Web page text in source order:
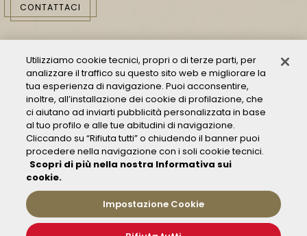
CONTATTACI
Consulta il Modello 231
Gestione delle segnalazioni - Whistleblowing
Condizioni Generali di Trasporto
Privacy policy
Utilizziamo cookie tecnici, propri o di terze parti, per
analizzare il traffico su questo sito web e migliorare la
tua esperienza di navigazione. Puoi acconsentire,
inoltre, all’installazione dei cookie di profilazione, che
ci aiutano ad inviarti pubblicità personalizzata in base
al tuo profilo e alle tue abitudini di navigazione.
Cliccando su “Rifiuta tutti” o chiudendo il banner puoi
procedere nella navigazione con i soli cookie tecnici.
Scopri di più nella nostra Informativa sui
cookie.
Impostazione Cookie